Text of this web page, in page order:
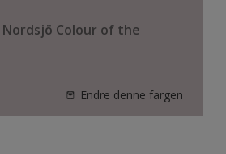
Colour of the
Endre denne fargen